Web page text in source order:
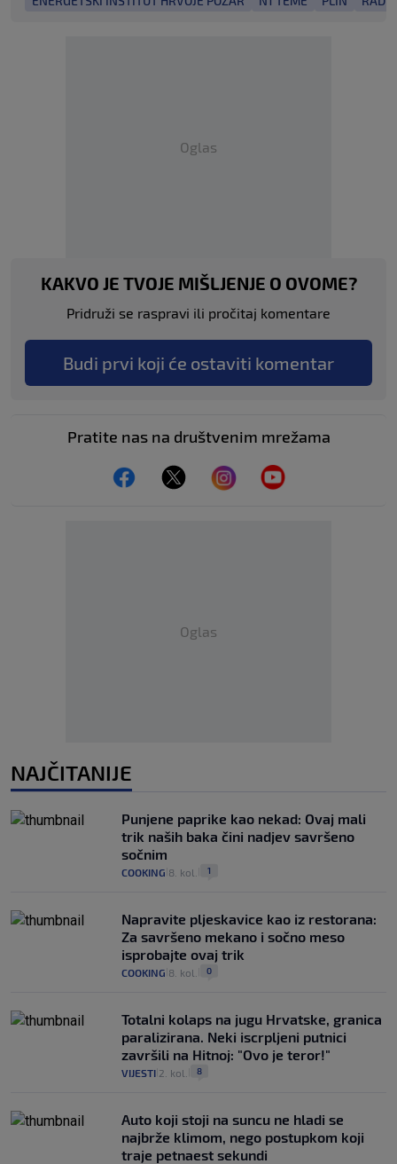
Oglas
KAKVO JE TVOJE MIŠLJENJE O OVOME?
Pridruži se raspravi ili pročitaj komentare
Budi prvi koji će ostaviti komentar
Pratite nas na društvenim mrežama
Oglas
NAJČITANIJE
Punjene paprike kao nekad: Ovaj mali
trik naših baka čini nadjev savršeno
sočnim
COOKING 8. kol. 1
Napravite pljeskavice kao iz restorana:
Za savršeno mekano i sočno meso
isprobajte ovaj trik
COOKING 8. kol. 0
Totalni kolaps na jugu Hrvatske, granica
paralizirana. Neki iscrpljeni putnici
završili na Hitnoj: "Ovo je teror!"
VIJESTI 2. kol. 8
Auto koji stoji na suncu ne hladi se
najbrže klimom, nego postupkom koji
traje petnaest sekundi